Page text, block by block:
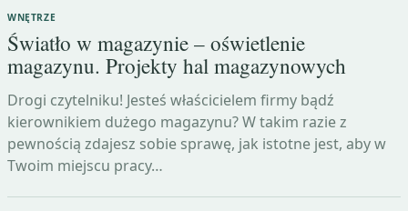
WNĘTRZE
Światło w magazynie – oświetlenie
magazynu. Projekty hal magazynowych
Drogi czytelniku! Jesteś właścicielem firmy bądź
kierownikiem dużego magazynu? W takim razie z
pewnością zdajesz sobie sprawę, jak istotne jest, aby w
Twoim miejscu pracy…